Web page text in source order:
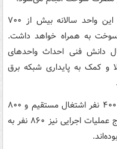
طبق اعلام مسئولان پروژه، بهره‌برداری از این واحد سالانه بیش از ۷۰۰
به همراه خواهد داشت.
دانش فنی احداث واحدهای
و کمک به پایداری شبکه برق
در دوران احداث این پروژه به طور متوسط ۴۰۰ نفر اشتغال مستقیم و ۸۰۰
نفر اشتغال غیرمستقیم ایجاد شده و در اوج عملیات اجرایی نیز ۸۶۰ نفر به